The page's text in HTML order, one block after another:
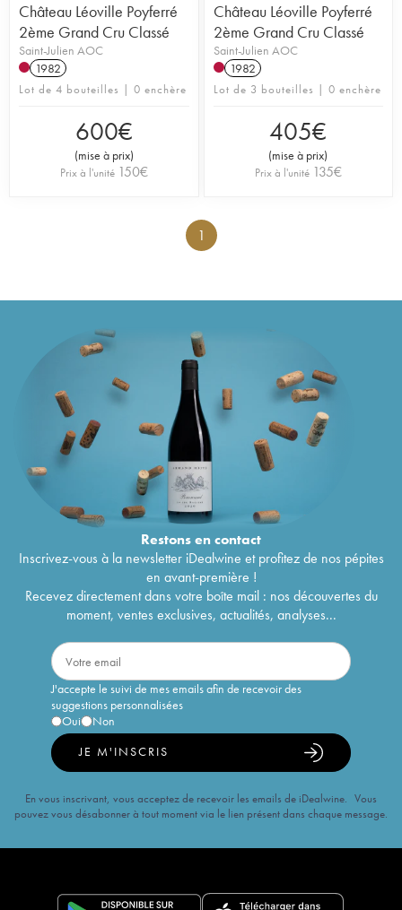
Château Léoville Poyferré
2ème Grand Cru Classé
Saint-Julien AOC
1982
Lot de 4 bouteilles | 0 enchère
600€
(mise à prix)
Prix à l'unité 150€
Château Léoville Poyferré
2ème Grand Cru Classé
Saint-Julien AOC
1982
Lot de 3 bouteilles | 0 enchère
405€
(mise à prix)
Prix à l'unité 135€
1
Restons encontact
Inscrivez-vous à la newsletter iDealwine et profitez de nos pépites
en avant-première !
Recevez directement dans votre boîte mail : nos découvertes du
moment, ventes exclusives, actualités, analyses...
J'accepte le suivi de mes emails afin de recevoir des
suggestions personnalisées
Oui
Non
JE M'INSCRIS
En vous inscrivant, vous acceptez de recevoir les emails de iDealwine. Vous
pouvez vous désabonner à tout moment via le lien présent dans chaque message.